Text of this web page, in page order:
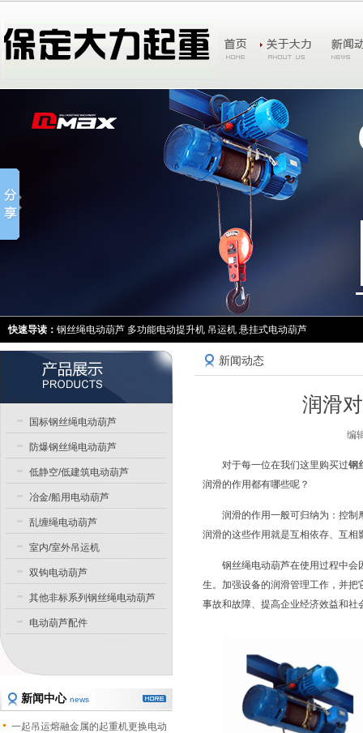
快速导读： 钢丝绳电动葫芦 多功能电动提升机 吊运机 悬挂式电动葫芦
新闻动态
润滑
编
对于每一位在我们这里购买过钢
润滑的作用都有哪些呢？
润滑的作用一般可归纳为：控制
润滑的这些作用就是互相依存、互相
钢丝绳电动葫芦在使用过程中会
生。加强设备的润滑管理工作，并
事故和故障、提高企业经济效益和
国标钢丝绳电动葫芦
防爆钢丝绳电动葫芦
低静空/低建筑电动葫芦
冶金/船用电动葫芦
乱缠绳电动葫芦
室内/室外吊运机
双钩电动葫芦
其他非标系列钢丝绳电动葫芦
电动葫芦配件
新闻中心 news
一起吊运熔融金属的起重机更换电动